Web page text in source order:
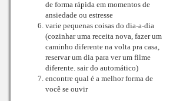
de forma rápida em momentos de
ansiedade ou estresse
varie pequenas coisas do dia-a-dia
(cozinhar uma receita nova, fazer um
caminho diferente na volta pra casa,
reservar um dia para ver um filme
diferente. sair do automático)
encontre qual é a melhor forma de
você se ouvir